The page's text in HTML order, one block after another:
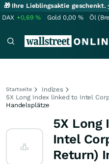
🎁 Ihre Lieblingsaktie geschenkt.
DAX +0,69% Gold 0,00 % Öl
Startseite
Indizes
5X Long Index linked to Intel
Handelsplätze
5X Long
Intel
Return)